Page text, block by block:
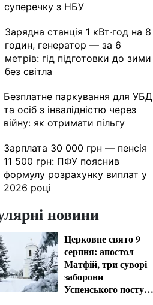
суперечку з НБУ
Зарядна станція 1 кВт·год на 8
годин, генератор — за 6
метрів: гід підготовки до зими
без світла
Безплатне паркування для УБД
та осіб з інвалідністю через
війну: як отримати пільгу
Зарплата 30 000 грн — пенсія
11 500 грн: ПФУ пояснив
формулу розрахунку виплат у
2026 році
новини
Церковне свято 9
серпня: апостол
Матфій, три суворі
заборони
Успенського посту